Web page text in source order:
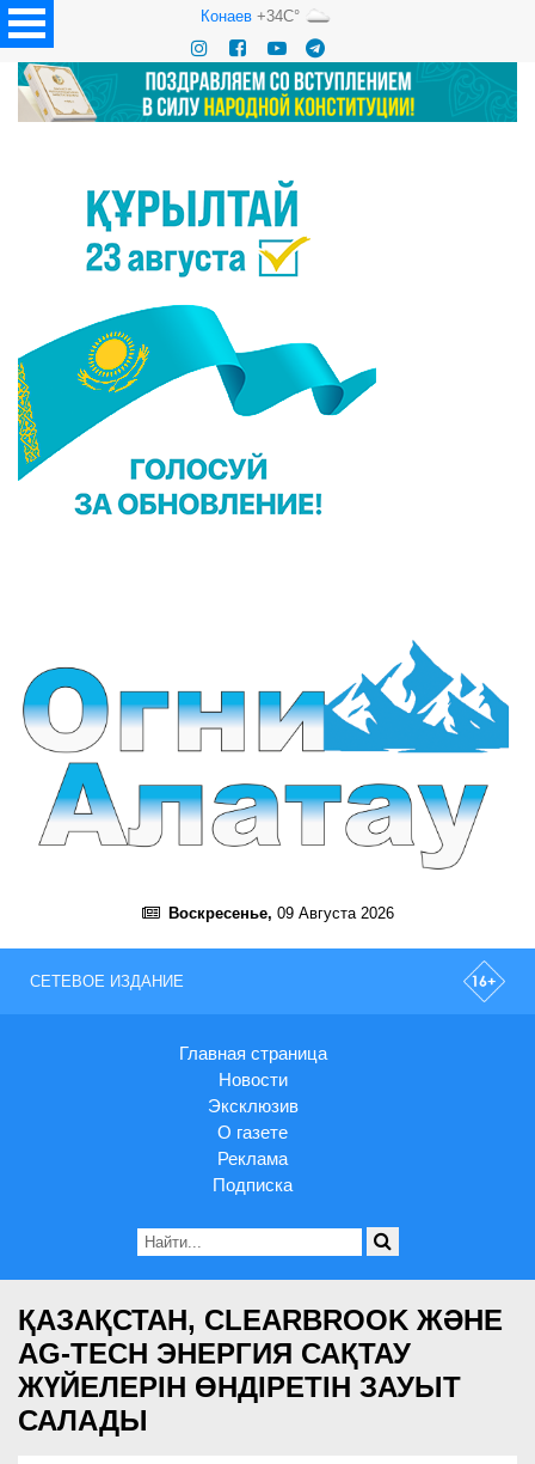
Конаев+34C°
Воскресенье, 09 Августа 2026
СЕТЕВОЕ ИЗДАНИЕ
Главная страница
Новости
Эксклюзив
О газете
Реклама
Подписка
ҚАЗАҚСТАН, CLEARBROOK ЖӘНЕ
AG-TECH ЭНЕРГИЯ САҚТАУ
ЖҮЙЕЛЕРІН ӨНДІРЕТІН ЗАУЫТ
САЛАДЫ